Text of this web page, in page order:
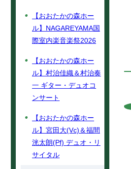
【おおたかの森ホー
ル】NAGAREYAMA国
際室内楽音楽祭2026
【おおたかの森ホー
ル】村治佳織＆村治奏
一 ギター・デュオコ
ンサート
【おおたかの森ホー
ル】宮田大(Vc)＆福間
洸太朗(Pf) デュオ・リ
サイタル